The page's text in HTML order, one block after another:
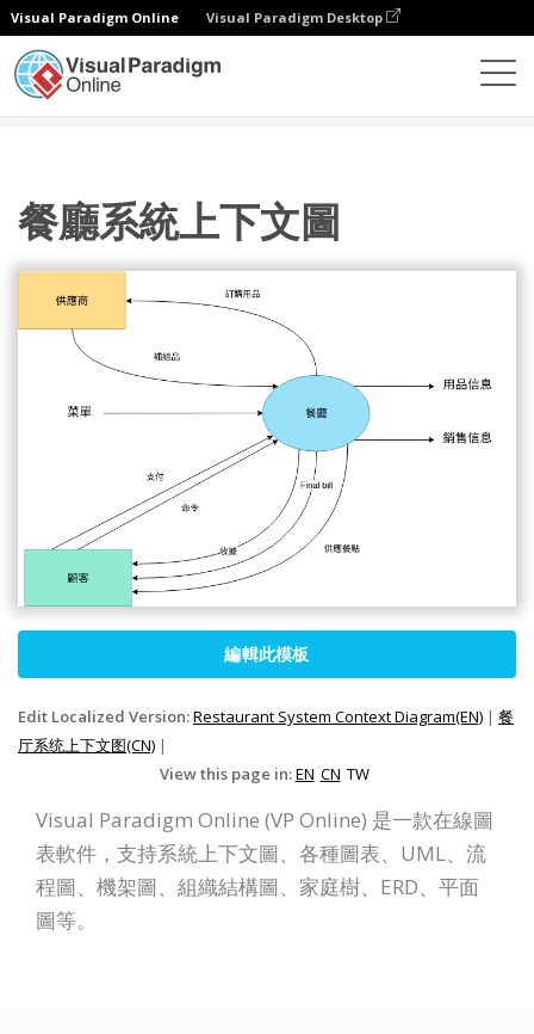
Visual Paradigm Online Visual Paradigm Desktop
餐廳系統上下文圖
編輯此模板
Edit Localized Version:Restaurant System Context Diagram(EN) | 餐
厅系统上下文图(CN) |
View this page in:EN CN TW
Visual Paradigm Online (VP Online) 是一款在線圖
表軟件，支持系統上下文圖、各種圖表、UML、流
程圖、機架圖、組織結構圖、家庭樹、ERD、平面
圖等。